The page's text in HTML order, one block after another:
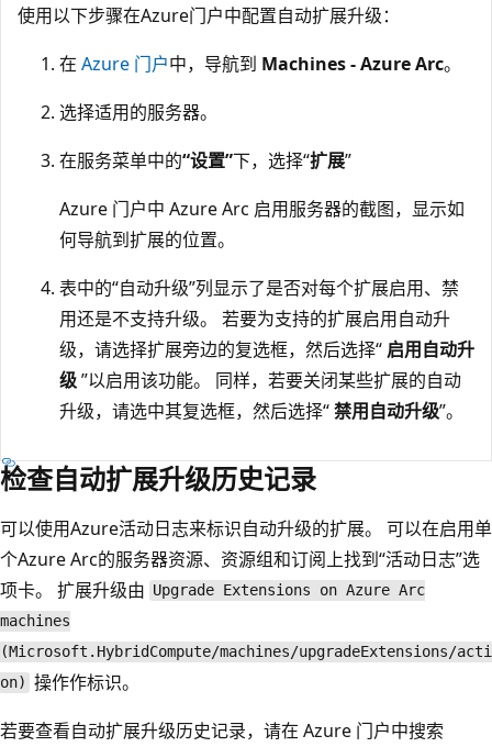
使用以下步骤在Azure门户中配置自动扩展升级：
在 Azure 门户中，导航到 Machines - Azure Arc。
选择适用的服务器。
在服务菜单中的“设置”下，选择“扩展”
Azure 门户中 Azure Arc 启用服务器的截图，显示如
何导航到扩展的位置。
表中的“自动升级”列显示了是否对每个扩展启用、禁
用还是不支持升级。 若要为支持的扩展启用自动升
级，请选择扩展旁边的复选框，然后选择“ 启用自动升
级”以启用该功能。 同样，若要关闭某些扩展的自动
升级，请选中其复选框，然后选择“禁用自动升级”。
检查自动扩展升级历史记录
可以使用Azure活动日志来标识自动升级的扩展。 可以在启用单
个Azure Arc的服务器资源、资源组和订阅上找到“活动日志”选
项卡。 扩展升级由 Upgrade Extensions on Azure Arc
machines
(Microsoft.HybridCompute/machines/upgradeExtensions/acti
on) 操作作标识。
若要查看自动扩展升级历史记录，请在 Azure 门户中搜索